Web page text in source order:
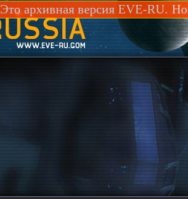
Это архивная версия EVE-RU.